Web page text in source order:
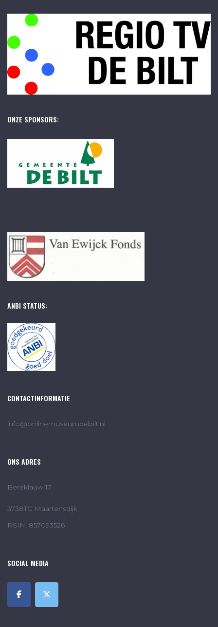
ONZE SPONSORS:
ANBI STATUS:
CONTACTINFORMATIE
info@onlinemuseumdebilt.nl
ONS ADRES
Bereklauw 17
3738TG Maartensdijk
RSIN: 857093526
SOCIAL MEDIA